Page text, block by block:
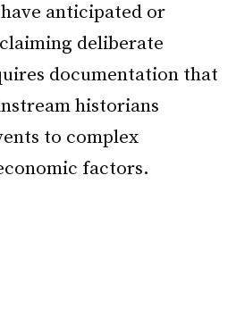
anticipated or
deliberate
documentation that
historians
to complex
factors.